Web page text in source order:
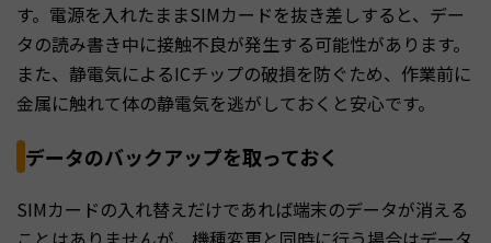
す。電源を入れたままSIMカードを抜き差しすると、デー
タの読み書き中に接触不良が発生する可能性があります。
また、静電気によるICチップの破損を防ぐため、作業前に
金属に触れて体の静電気を逃がしておくと安心です。
データのバックアップを取っておく
SIMカードの入れ替えだけであれば端末のデータが消える